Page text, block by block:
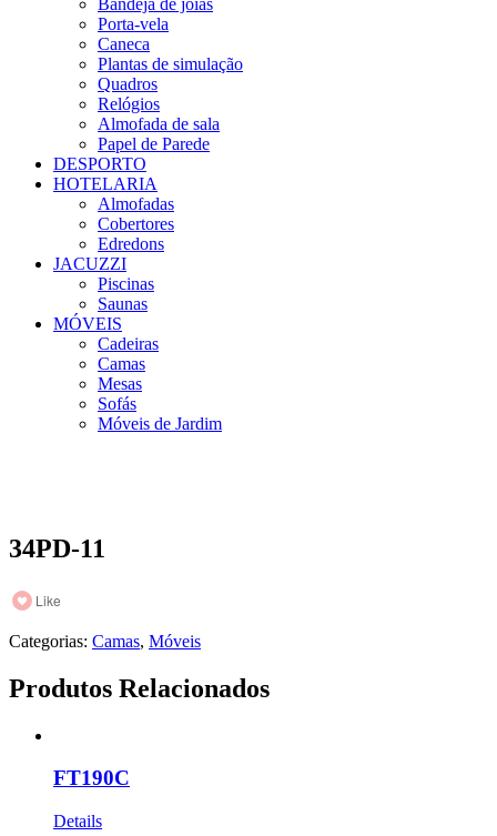
Bandeja de jóias
Porta-vela
Caneca
Plantas de simulação
Quadros
Relógios
Almofada de sala
Papel de Parede
DESPORTO
HOTELARIA
Almofadas
Cobertores
Edredons
JACUZZI
Piscinas
Saunas
MÓVEIS
Cadeiras
Camas
Mesas
Sofás
Móveis de Jardim
34PD-11
Like
Categorias: Camas, Móveis
Produtos Relacionados
FT190C
Details